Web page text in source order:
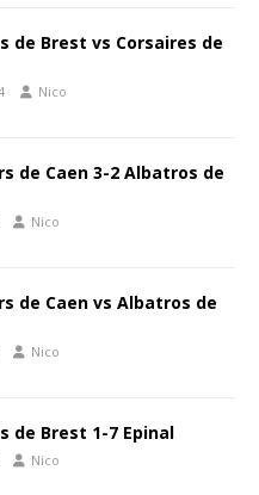
de Brest vs Corsaires de
Nico
de Caen 3-2 Albatros de
Nico
de Caen vs Albatros de
Nico
de Brest 1-7 Epinal
Nico